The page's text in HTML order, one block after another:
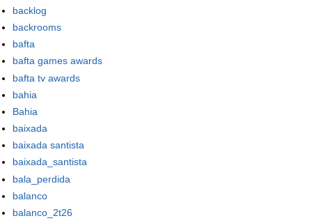
backlog
backrooms
bafta
bafta games awards
bafta tv awards
bahia
Bahia
baixada
baixada santista
baixada_santista
bala_perdida
balanco
balanco_2t26